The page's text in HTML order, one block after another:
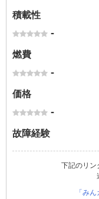
積載性
-
燃費
-
価格
-
故障経験
下記のリン
「み